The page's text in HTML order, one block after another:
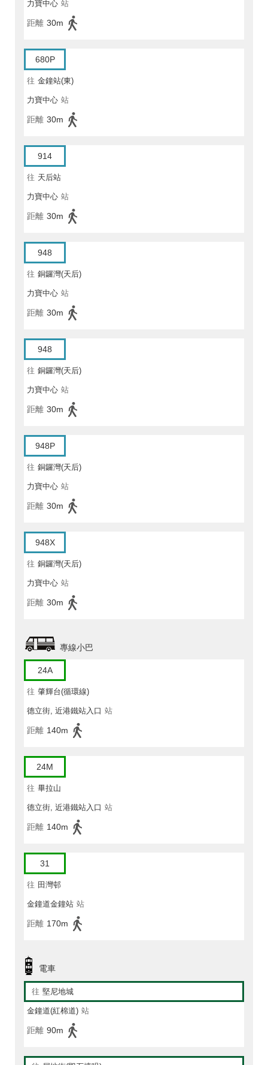
力寶中心 站
距離 30m
680P
往 金鐘站(東)
力寶中心 站
距離 30m
914
往 天后站
力寶中心 站
距離 30m
948
往 銅鑼灣(天后)
力寶中心 站
距離 30m
948
往 銅鑼灣(天后)
力寶中心 站
距離 30m
948P
往 銅鑼灣(天后)
力寶中心 站
距離 30m
948X
往 銅鑼灣(天后)
力寶中心 站
距離 30m
專線小巴
24A
往 肇輝台(循環線)
德立街, 近港鐵站入口 站
距離 140m
24M
往 畢拉山
德立街, 近港鐵站入口 站
距離 140m
31
往 田灣邨
金鐘道金鐘站 站
距離 170m
電車
往 堅尼地城
金鐘道(紅棉道) 站
距離 90m